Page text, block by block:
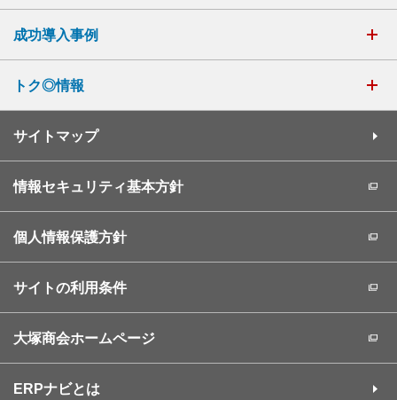
成功導入事例
トク◎情報
サイトマップ
情報セキュリティ基本方針
個人情報保護方針
サイトの利用条件
大塚商会ホームページ
ERPナビとは